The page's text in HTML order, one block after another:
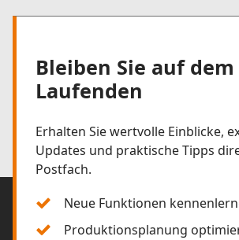
Bleiben Sie auf dem
Laufenden
Erhalten Sie wertvolle Einblicke,
Updates und praktische Tipps
Postfach.
Neue Funktionen
Produktionsplanung